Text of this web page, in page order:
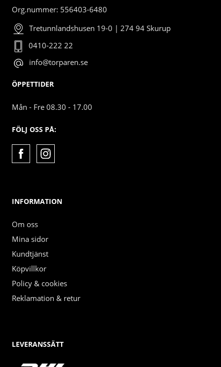
Org.nummer: 556403-6480
Tretunnlandshusen 19-0 | 274 94 Skurup
0410-222 22
info@torparen.se
ÖPPETTIDER
Mån - Fre 08.30 - 17.00
FÖLJ OSS PÅ:
INFORMATION
Om oss
Mina sidor
Kundtjänst
Köpvillkor
Policy & cookies
Reklamation & retur
LEVERANSSÄTT